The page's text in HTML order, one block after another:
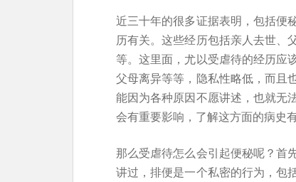
近三十年的很多证据表明，包括便
历有关。这些经历包括亲人去世、
等。这里面，尤以受虐待的经历应
父母离异等等，隐私性略低，而且
能因为各种原因不愿讲述，也就无
会有重要影响，了解这方面的病史
那么受虐待怎么会引起便秘呢？首
讲过，排便是一个私密的行为，包